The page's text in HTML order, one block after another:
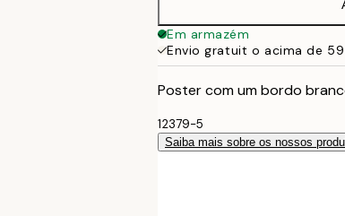
Em armazém
Envio gratuit o acima de
Poster com um bordo
12379-5
Saiba mais sobre os nossos